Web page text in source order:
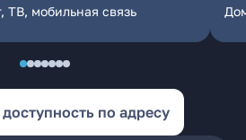
мобильная связь
по адресу